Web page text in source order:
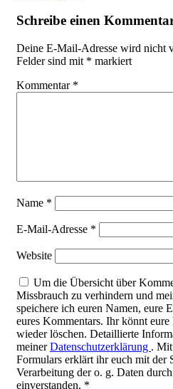
Schreibe einen
Deine E-Mail-Adresse wird nicht
Felder sind mit * markiert
Kommentar *
Name *
E-Mail-Adresse *
Website
Um die Übersicht über
Missbrauch zu verhindern und
speichere ich euren Namen, eure
eures Kommentars. Ihr könnt
wieder löschen. Detaillierte
meinerDatenschutzerklärung .
Formulars erklärt ihr euch mit der
Verarbeitung der o. g. Daten
einverstanden. *